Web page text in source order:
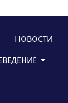
НОВОСТИ